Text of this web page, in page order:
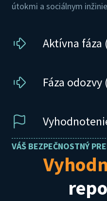
útokmi a sociálnym
Aktívna fáza
Fáza
VÁŠ BEZPEČNOSTNÝ